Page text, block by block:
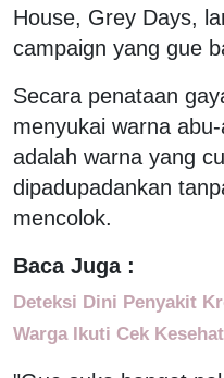
House, Grey Days,
campaign yang gue
Secara penataan
menyukai warna
adalah warna yang
dipadupadankan
mencolok.
Baca Juga :
Deteksi Dini Penyakit
Warga Ikuti Cek